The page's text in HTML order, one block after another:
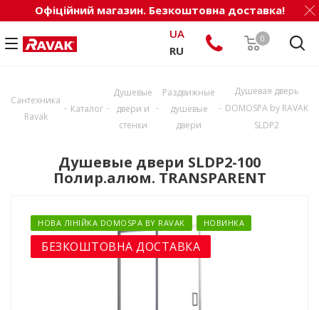
Офіційний магазин. Безкоштовна доставка!
0
UA
RU
Сантехника
Ravak
- Каталог -
Душевые
двери и
стенки
-
Раздвижные
душевые
двери
-
Душевая дверь
DOMOSPA by RAVAK
SLDP2
Душевые двери SLDP2-100
Полир.алюм. TRANSPARENT
НОВА ЛІНІЙКА DOMOSPA BY RAVAK НОВИНКА
БЕЗКОШТОВНА ДОСТАВКА